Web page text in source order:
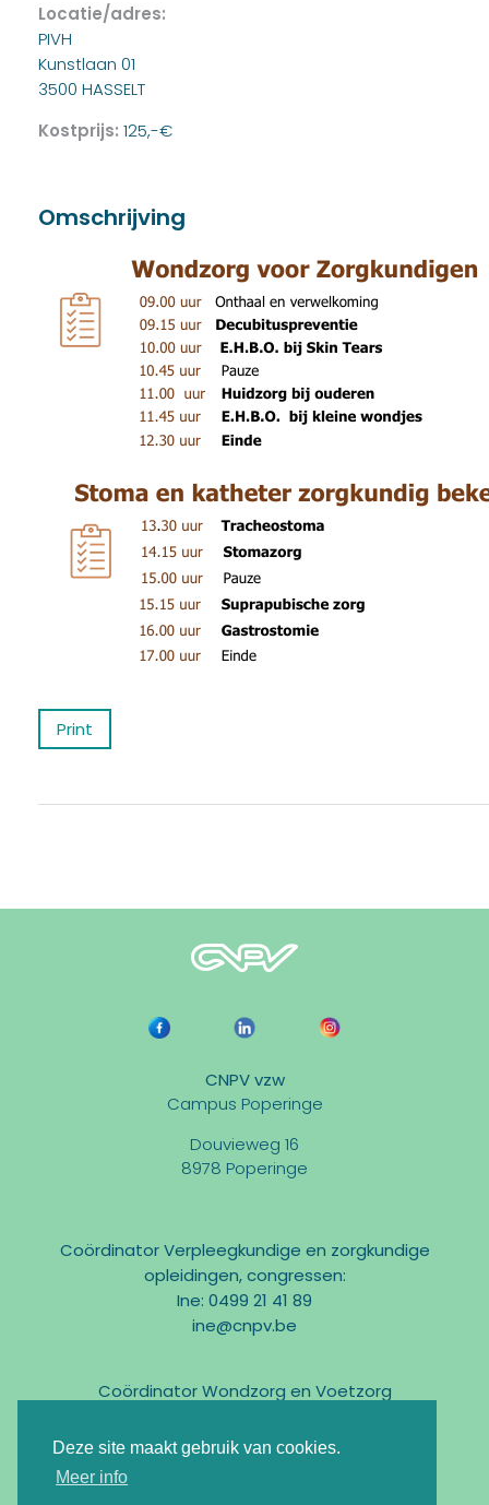
Deze site maakt gebruik van cookies.
Meer info
Locatie/adres:
PIVH
Kunstlaan 01
3500 HASSELT
Kostprijs: 125,-€
Omschrijving
Print
CNPV vzw
Campus Poperinge
Douvieweg 16
8978 Poperinge
Coördinator Verpleegkundige en zorgkundige
opleidingen, congressen:
Ine: 0499 21 41 89
ine@cnpv.be
Coördinator Wondzorg en Voetzorg
marc@cnpv.be